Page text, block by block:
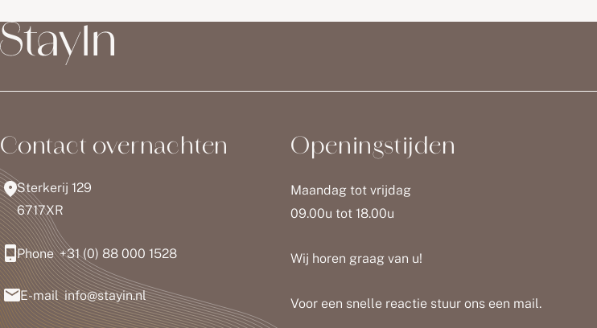
Contact overnachten
Sterkerij 129
6717XR
Phone+31 (0) 88 000 1528
E-mailinfo@stayin.nl
Openingstijden
Maandag tot vrijdag
09.00u tot 18.00u
Wij horen graag van u!
Voor een snelle reactie stuur ons een mail.